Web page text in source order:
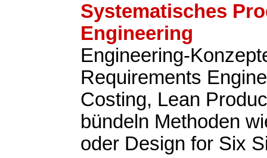
Systematisches
Engineering
Engineering-
Requirements
Costing, Lean
bündeln Methoden
oder Design for Six